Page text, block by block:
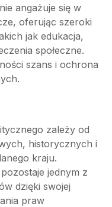
angażuje się w
oferując szeroki
jak edukacja,
społeczne.
szans i ochrona
zależy od
historycznych i
kraju.
jednym z
dzięki swojej
praw